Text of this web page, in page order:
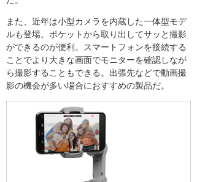
また、近年は小型カメラを内蔵した一体型モデ
ルも登場。ポケットから取り出してサッと撮影
ができるのが便利。スマートフォンを接続する
ことでより大きな画面でモニターを確認しなが
ら撮影することもできる。出張先などで動画撮
影の機会が多い場合におすすめの製品だ。